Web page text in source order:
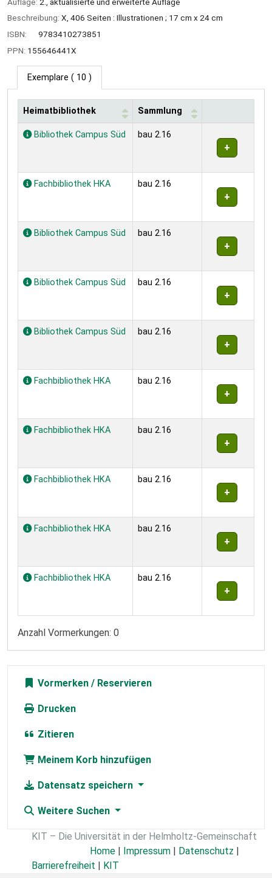
Beschreibung: X, 406 Seiten : Illustrationen ; 17 cm x 24 cm
ISBN:
9783410273851
PPN: 155646441X
Exemplare ( 10 )
Exemplare
Heimatbibliothek Sammlung
Bibliothek Campus Süd bau 2.16
Fachbibliothek HKA bau 2.16
Bibliothek Campus Süd bau 2.16
Bibliothek Campus Süd bau 2.16
Bibliothek Campus Süd bau 2.16
Fachbibliothek HKA bau 2.16
Fachbibliothek HKA bau 2.16
Fachbibliothek HKA bau 2.16
Fachbibliothek HKA bau 2.16
Fachbibliothek HKA bau 2.16
Anzahl Vormerkungen: 0
Vormerken
Drucken
Zitieren
Meinem Korb hinzufügen
Datensatz speichern
Weitere Suchen
KIT – Die Universität in der Helmholtz-Gemeinschaft
Home | Impressum | Datenschutz |
Barrierefreiheit | KIT